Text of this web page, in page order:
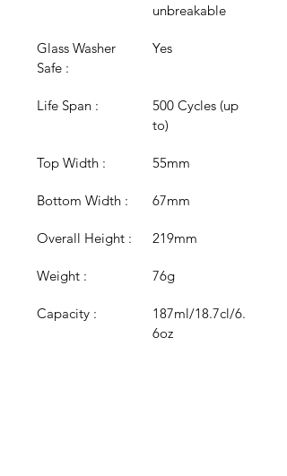
unbreakable
Glass Washer
Safe :
Yes
Life Span :
500 Cycles (up
to)
Top Width : 55mm
Bottom Width : 67mm
Overall Height : 219mm
Weight : 76g
Capacity :
187ml/18.7cl/6.
6oz